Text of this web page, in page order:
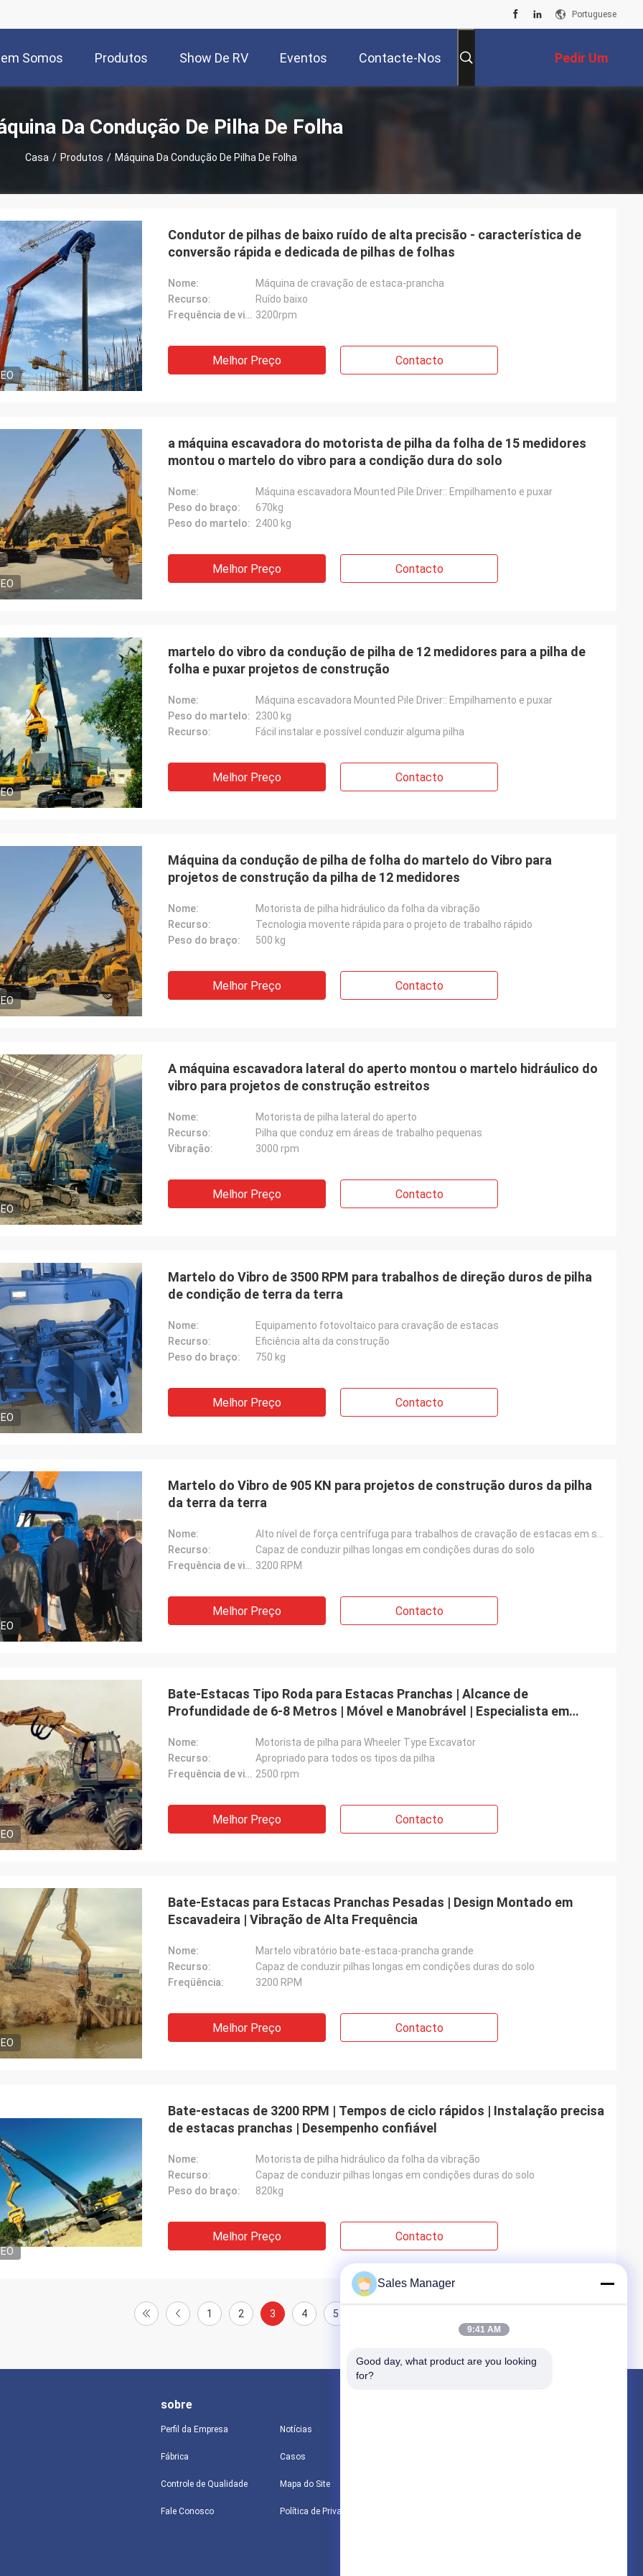
Portuguese
Somos Produtos Show De RV Eventos Contacte-Nos Pedir Um
Orçamento
Da Condução De Pilha De Folha
Casa / Produtos / Máquina Da Condução De Pilha De Folha
Condutor de pilhas de baixo ruído de alta precisão - característica de
conversão rápida e dedicada de pilhas de folhas
Nome:
Máquina de cravação de estaca-prancha
Recurso:
Ruído baixo
Frequência de vibração: 3200rpm
Melhor Preço Contacto
a máquina escavadora do motorista de pilha da folha de 15 medidores
montou o martelo do vibro para a condição dura do solo
Nome:
Máquina escavadora Mounted Pile Driver:: Empilhamento e puxar
Peso do braço:
670kg
Peso do martelo: 2400 kg
Melhor Preço Contacto
martelo do vibro da condução de pilha de 12 medidores para a pilha de
folha e puxar projetos de construção
Nome:
Máquina escavadora Mounted Pile Driver:: Empilhamento e puxar
Peso do martelo: 2300 kg
Recurso:
Fácil instalar e possível conduzir alguma pilha
Melhor Preço Contacto
Máquina da condução de pilha de folha do martelo do Vibro para
projetos de construção da pilha de 12 medidores
Nome:
Motorista de pilha hidráulico da folha da vibração
Recurso:
Tecnologia movente rápida para o projeto de trabalho rápido
Peso do braço:
500 kg
Melhor Preço Contacto
A máquina escavadora lateral do aperto montou o martelo hidráulico do
vibro para projetos de construção estreitos
Nome:
Motorista de pilha lateral do aperto
Recurso:
Pilha que conduz em áreas de trabalho pequenas
Vibração:
3000 rpm
Melhor Preço Contacto
Martelo do Vibro de 3500 RPM para trabalhos de direção duros de pilha
de condição de terra da terra
Nome:
Equipamento fotovoltaico para cravação de estacas
Recurso:
Eficiência alta da construção
Peso do braço:
750 kg
Melhor Preço Contacto
Martelo do Vibro de 905 KN para projetos de construção duros da pilha
da terra da terra
Nome:
Recurso:
Capaz de conduzir pilhas longas em condições duras do solo
Frequência de vibração: 3200 RPM
Melhor Preço Contacto
Bate-Estacas Tipo Roda para Estacas Pranchas | Alcance de
Profundidade de 6-8 Metros | Móvel e Manobrável | Especialista em
Nome:
Motorista de pilha para Wheeler Type Excavator
Recurso:
Apropriado para todos os tipos da pilha
Frequência de vibração: 2500 rpm
Melhor Preço Contacto
Bate-Estacas para Estacas Pranchas Pesadas | Design Montado em
Escavadeira | Vibração de Alta Frequência
Nome:
Martelo vibratório bate-estaca-prancha grande
Recurso:
Capaz de conduzir pilhas longas em condições duras do solo
Freqüência:
3200 RPM
Melhor Preço Contacto
Bate-estacas de 3200 RPM | Tempos de ciclo rápidos | Instalação precisa
de estacas pranchas | Desempenho confiável
Nome:
Motorista de pilha hidráulico da folha da vibração
Recurso:
Capaz de conduzir pilhas longas em condições duras do solo
Peso do braço:
820kg
Melhor Preço Contacto
1 2 3 4 5
sobre
Perfil da Empresa
Fábrica
Controle de Qualidade
Fale Conosco
Notícias
Casos
Mapa do Site
Política de Privacidade
Sales Manager
9:41 AM
Good day, what product are you looking
for?